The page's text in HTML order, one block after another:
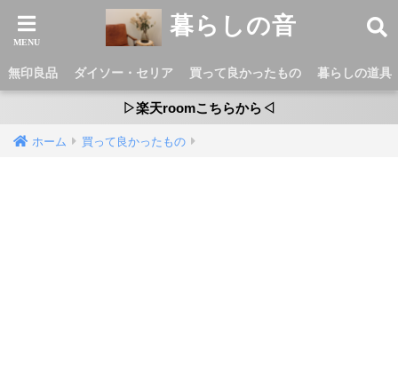
暮らしの音
無印良品 ダイソー・セリア 買って良かったもの 暮らしの道具
▷楽天roomこちらから◁
ホーム 買って良かったもの